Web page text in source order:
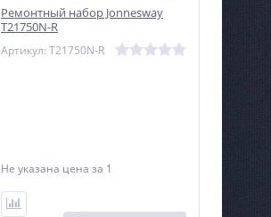
Ремонтный набор Jonnesway
T21750N-R
Артикул: T21750N-R
Не указана цена за 1